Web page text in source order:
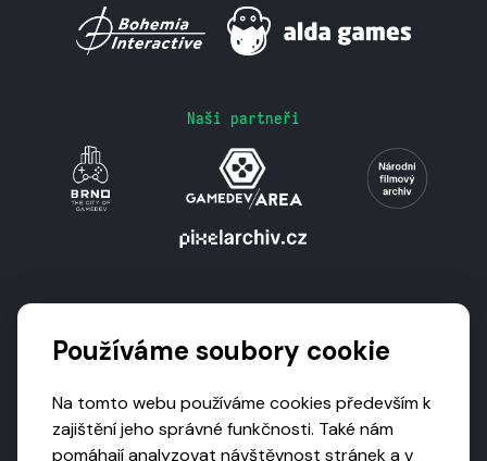
Naši partneři
Používáme soubory cookie
Na tomto webu používáme cookies především k
zajištění jeho správné funkčnosti. Také nám
pomáhají analyzovat návštěvnost stránek a v